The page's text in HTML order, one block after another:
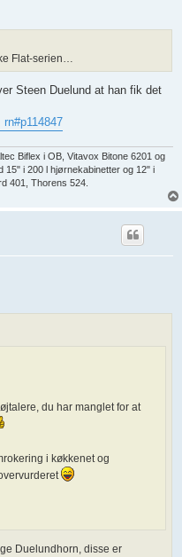
Flat-serien…
Steen Duelund at han fik det
Biflex i OB, Vitavox Bitone 6201 og
15" i 200 l hjørnekabinetter og 12" i
401, Thorens 524.
du har manglet for at
i køkkenet og
Duelundhorn, disse er